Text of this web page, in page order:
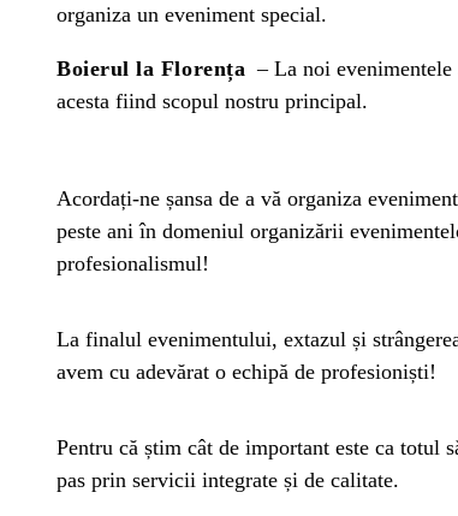
organiza un eveniment special.
Boierul la Florența – La noi
acesta fiind scopul nostru principal.
Acordați-ne șansa de a vă organiza
peste ani în domeniul organizării
profesionalismul!
La finalul evenimentului, extazul și
avem cu adevărat o echipă de profesioniști!
Pentru că știm cât de important este ca totul
pas prin servicii integrate și de calitate.